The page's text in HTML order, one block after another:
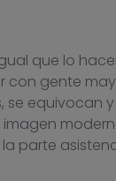
que lo
gente
se equivocan
parte